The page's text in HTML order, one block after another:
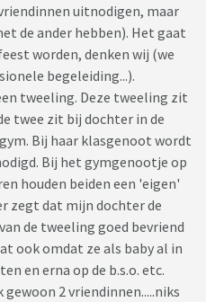
uitnodigen, maar
de ander hebben). Het gaat
worden, denken wij (we
begeleiding...).
tweeling. Deze tweeling zit
twee zit bij dochter in de
Bij haar klasgenoot wordt
Bij het gymgenootje op
houden beiden een 'eigen'
zegt dat mijn dochter de
de tweeling goed bevriend
ook omdat ze als baby al in
en erna op de b.s.o. etc.
2 vriendinnen.....niks